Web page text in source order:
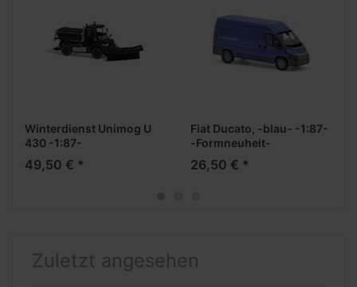
Winterdienst Unimog U
430 -1:87-
49,50 € *
Fiat Ducato, -blau- -1:87-
-Formneuheit-
26,50 € *
Zuletzt angesehen